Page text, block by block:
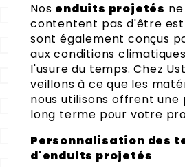
Nos enduits projetés
contentent pas d'être
sont également conçus
aux conditions
l'usure du temps. Chez
veillons à ce que les
nous utilisons offrent
long terme pour votre
Personnalisation des
d'enduits projetés